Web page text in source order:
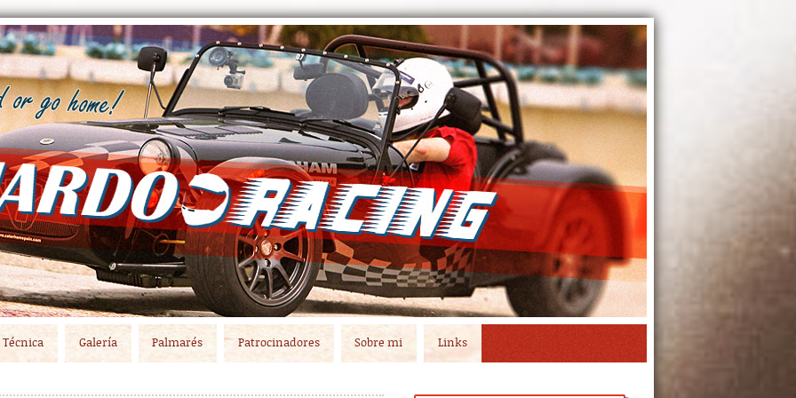
Técnica Galería Palmarés Patrocinadores Sobre mi Links